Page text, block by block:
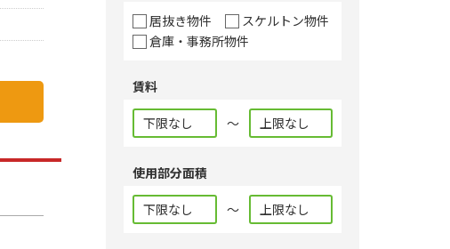
居抜き物件
スケルトン物件
倉庫・事務所物件
賃料
～
使用部分面積
～